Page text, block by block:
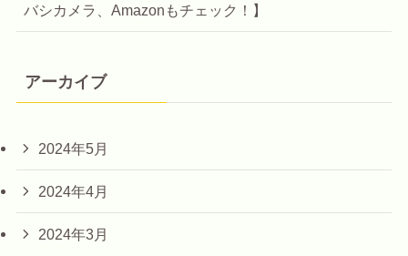
バシカメラ、Amazonもチェック！】
アーカイブ
2024年5月
2024年4月
2024年3月